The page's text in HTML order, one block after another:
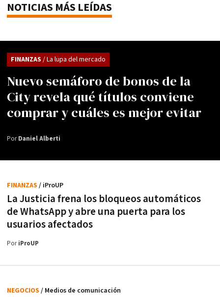
NOTICIAS MÁS LEÍDAS
Nuevo semáforo de bonos de la
City revela qué títulos conviene
comprar y cuáles es mejor evitar
FINANZAS / La lupa del mercado
PorDaniel Alberti
La Justicia frena los bloqueos automáticos
de WhatsApp y abre una puerta para los
usuarios afectados
FINANZAS / iProUP
PoriProUP
NEGOCIOS / Medios de comunicación